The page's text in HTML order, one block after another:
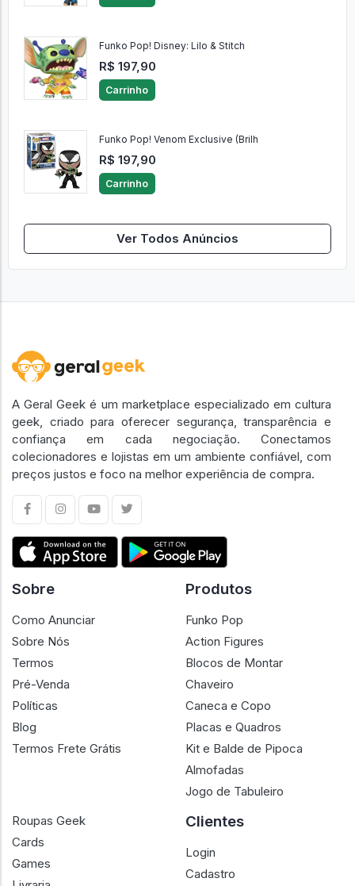
Funko Pop! Disney: Lilo & Stitch
R$ 197,90
Carrinho
Funko Pop! Venom Exclusive (Brilh
R$ 197,90
Carrinho
Ver Todos Anúncios
A Geral Geek é um marketplace especializado em cultura
geek, criado para oferecer segurança, transparência e
confiança em cada negociação. Conectamos
colecionadores e lojistas em um ambiente confiável, com
preços justos e foco na melhor experiência de compra.
Sobre
Como Anunciar
Sobre Nós
Termos
Pré-Venda
Políticas
Blog
Termos Frete Grátis
Produtos
Funko Pop
Action Figures
Blocos de Montar
Chaveiro
Caneca e Copo
Placas e Quadros
Kit e Balde de Pipoca
Almofadas
Jogo de Tabuleiro
Roupas Geek
Cards
Games
Clientes
Login
Cadastro